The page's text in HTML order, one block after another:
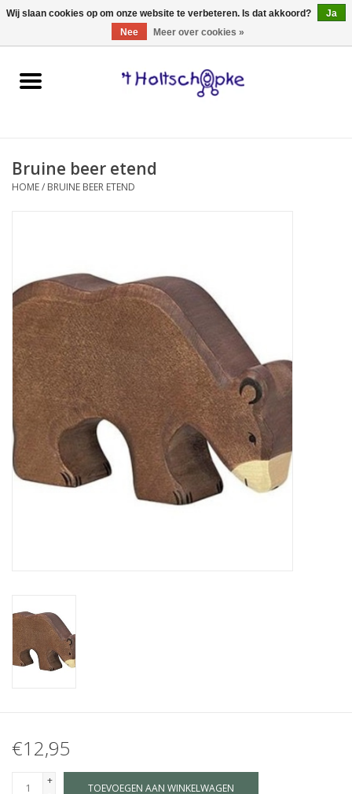
0 Artikelen - €0,00
Home
spellen
hebbedingen
kinderkamer
eten & drinken
knuffels
boeken
Bruine beer etend
HOME/ BRUINE BEER ETEND
€12,95
+
TOEVOEGEN AAN WINKELWAGEN
Wij slaan cookies op om onze website te verbeteren. Is dat akkoord?
Ja
Nee
Meer over cookies »